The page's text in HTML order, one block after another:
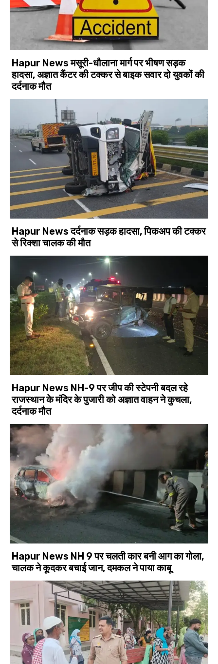
Hapur News मसूरी-धौलाना मार्ग पर भीषण सड़क
हादसा, अज्ञात कैंटर की टक्कर से बाइक सवार दो युवकों की
दर्दनाक मौत
Hapur News दर्दनाक सड़क हादसा, पिकअप की टक्कर
से रिक्शा चालक की मौत
Hapur News NH-9 पर जीप की स्टेपनी बदल रहे
राजस्थान के मंदिर के पुजारी को अज्ञात वाहन ने कुचला,
दर्दनाक मौत
Hapur News NH 9 पर चलती कार बनी आग का गोला,
चालक ने कूदकर बचाई जान, दमकल ने पाया काबू